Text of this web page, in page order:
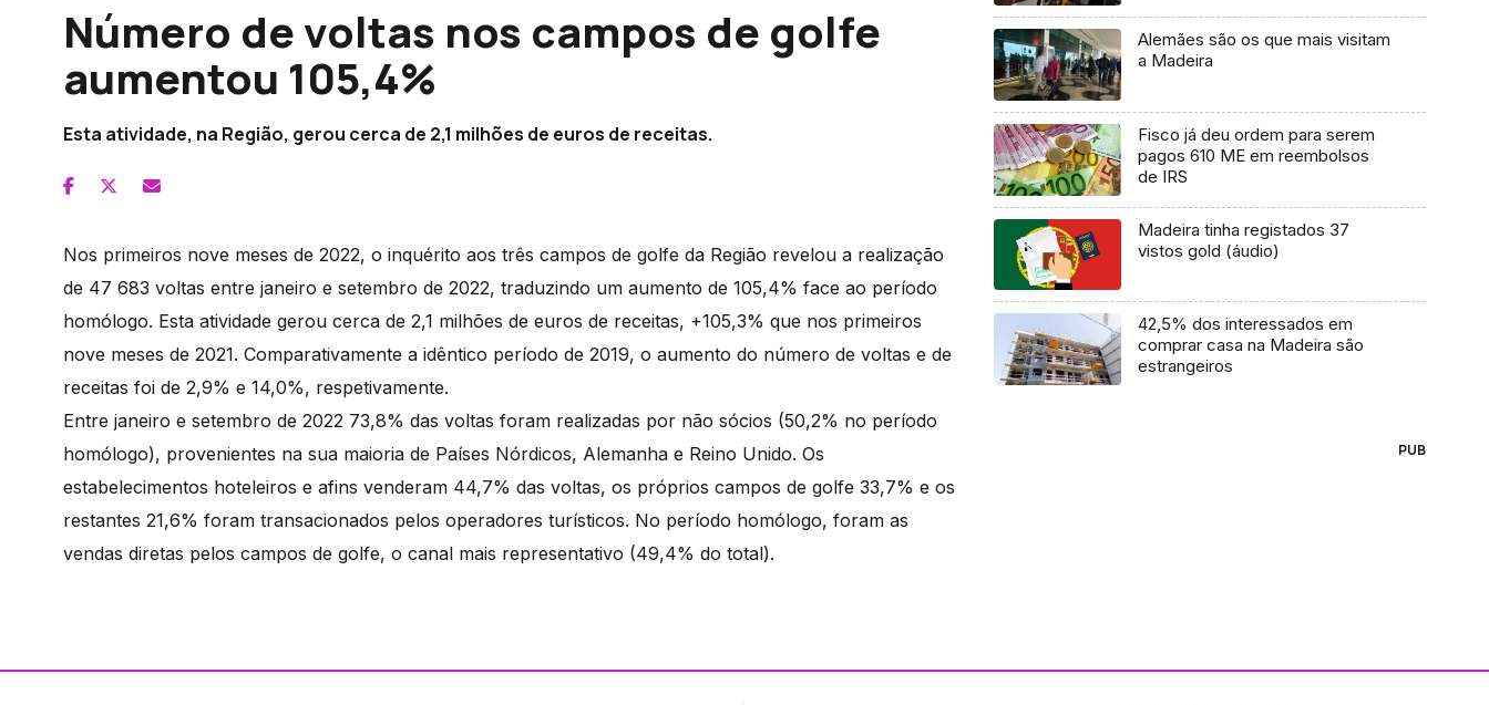
Número de voltas nos campos de golfe
aumentou 105,4%
Esta atividade, na Região, gerou cerca de 2,1 milhões de euros de receitas.
Nos primeiros nove meses de 2022, o inquérito aos três campos de golfe da Região revelou a realização
de 47 683 voltas entre janeiro e setembro de 2022, traduzindo um aumento de 105,4% face ao período
homólogo. Esta atividade gerou cerca de 2,1 milhões de euros de receitas, +105,3% que nos primeiros
nove meses de 2021. Comparativamente a idêntico período de 2019, o aumento do número de voltas e de
receitas foi de 2,9% e 14,0%, respetivamente.
Entre janeiro e setembro de 2022 73,8% das voltas foram realizadas por não sócios (50,2% no período
homólogo), provenientes na sua maioria de Países Nórdicos, Alemanha e Reino Unido. Os
estabelecimentos hoteleiros e afins venderam 44,7% das voltas, os próprios campos de golfe 33,7% e os
restantes 21,6% foram transacionados pelos operadores turísticos. No período homólogo, foram as
vendas diretas pelos campos de golfe, o canal mais representativo (49,4% do total).
Alemães são os que mais visitam
a Madeira
Fisco já deu ordem para serem
pagos 610 ME em reembolsos
de IRS
Madeira tinha registados 37
vistos gold (áudio)
42,5% dos interessados em
comprar casa na Madeira são
estrangeiros
PUB